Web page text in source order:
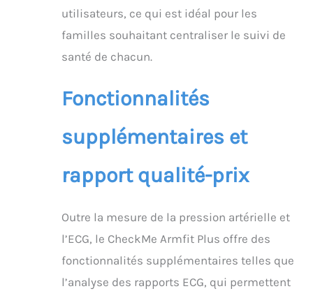
Contenu de la livraison
: 1*tensiometre bras
professionnel, 1*câble
★Langue des
espagnol, français. ★La
langue du téléphone
utilisateurs, ce qui est idéal pour les
familles souhaitant centraliser le suivi de
santé de chacun.
Fonctionnalités
supplémentaires et
rapport qualité-prix
Outre la mesure de la pression artérielle et
l’ECG, le CheckMe Armfit Plus offre des
fonctionnalités supplémentaires telles que
l’analyse des rapports ECG, qui permettent